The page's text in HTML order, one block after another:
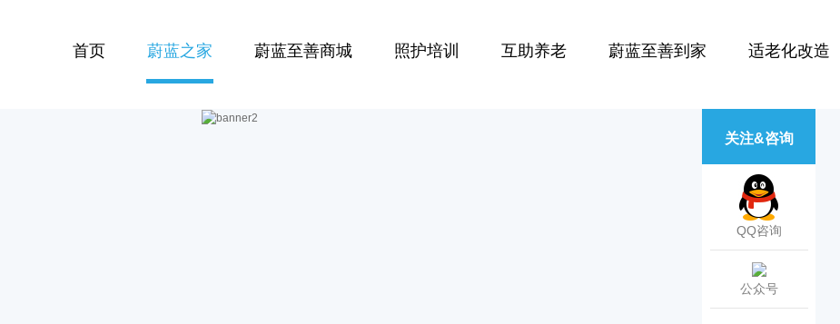
首页 蔚蓝之家 蔚蓝至善商城 照护培训 互助养老 蔚蓝至善到家 适老化改造
关注&咨询
QQ咨询
公众号